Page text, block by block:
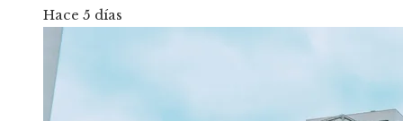
Hace 5 días